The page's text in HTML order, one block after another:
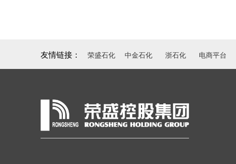
友情链接： 荣盛石化 中金石化 浙石化 电商平台